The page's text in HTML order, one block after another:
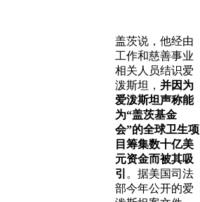
盖茨说，他经由
工作和慈善事业
相关人员结识爱
泼斯坦， 并因为
爱泼斯坦声称能
为“盖茨基金
会”的全球卫生项
目筹集数十亿美
元资金而被其吸
引 。据美国司法
部今年公开的爱